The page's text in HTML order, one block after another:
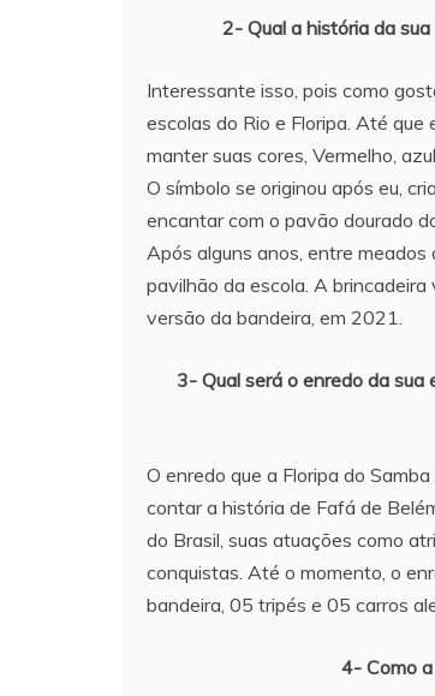
2- Qual a história da
Interessante isso, pois como
escolas do Rio e Floripa. Até
manter suas cores, Vermelho,
O símbolo se originou após eu,
encantar com o pavão dourado
Após alguns anos, entre
pavilhão da escola. A
versão da bandeira, em 2021.
3- Qual será o enredo da sua
O enredo que a Floripa do
contar a história de Fafá de
do Brasil, suas atuações como
conquistas. Até o momento, o
bandeira, 05 tripés e 05 carros
4- Como